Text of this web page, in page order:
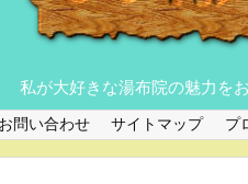
私が大好きな湯布院の魅力を
お問い合わせ サイトマップ プ